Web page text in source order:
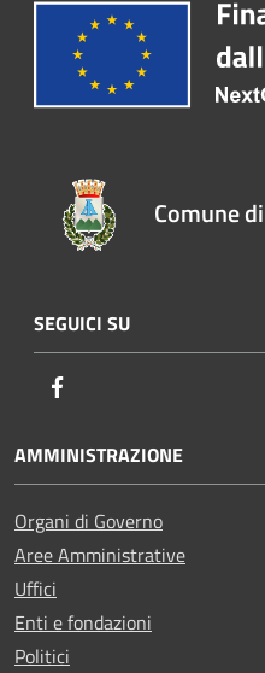
Comune
SEGUICI SU
AMMINISTRAZIONE
Organi di Governo
Aree Amministrative
Uffici
Enti e fondazioni
Politici